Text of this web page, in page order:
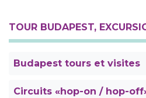
TOUR BUDAPEST,
Budapest tours et visites
Circuits «hop-on / hop-